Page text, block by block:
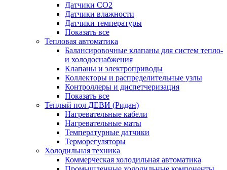
Датчики CO2
Датчики влажности
Датчики температуры
Показать все
Тепловая автоматика
Балансировочные клапаны для систем тепло-
и холодоснабжения
Клапаны и электроприводы
Коллекторы и распределительные узлы
Контроллеры и диспетчеризация
Показать все
Теплый пол ДЕВИ (Ридан)
Нагревательные кабели
Нагревательные маты
Температурные датчики
Терморегуляторы
Холодильная техника
Коммерческая холодильная автоматика